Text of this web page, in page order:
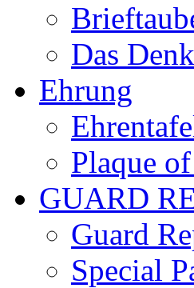
Das
Ehrung
Plaque
GUARD
Guard
Special